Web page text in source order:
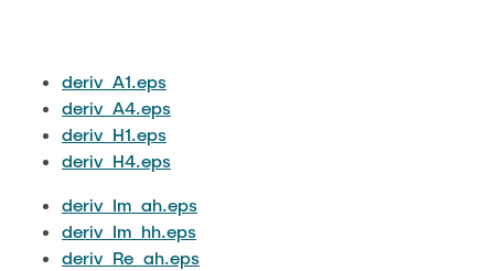
deriv_A1.eps
deriv_A4.eps
deriv_H1.eps
deriv_H4.eps
deriv_Im_ah.eps
deriv_Im_hh.eps
deriv_Re_ah.eps